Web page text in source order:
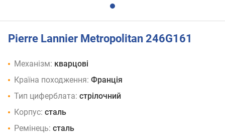
Pierre Lannier Metropolitan 246G161
Механізм: кварцові
Країна походження: Франція
Тип циферблата: стрілочний
Корпус: сталь
Ремінець: сталь